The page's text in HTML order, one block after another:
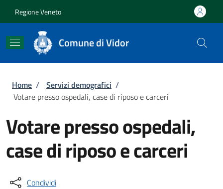
Regione Veneto
Comune di Vidor
Briciole di pane
Home / Servizi demografici /
Votare presso ospedali, case di riposo e carceri
Votare presso ospedali,
case di riposo e carceri
Condividi